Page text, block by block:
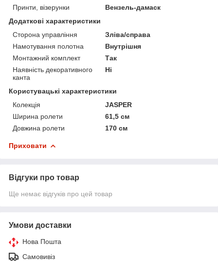
Принти, візерунки
Вензель-дамаск
Додаткові характеристики
Сторона управління
Зліва/справа
Намотування полотна
Внутрішня
Монтажний комплект
Так
Наявність декоративного
канта
Ні
Користувацькі характеристики
Колекція
JASPER
Ширина ролети
61,5 см
Довжина ролети
170 см
Приховати
Відгуки про товар
Ще немає відгуків про цей товар
Умови доставки
Нова Пошта
Самовивіз